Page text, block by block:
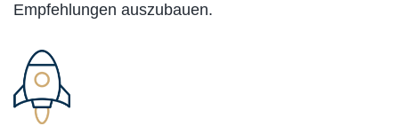
Empfehlungen auszubauen.